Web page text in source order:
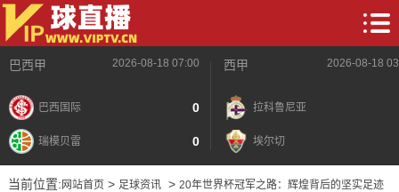
巴西甲 2026-08-18 07:00
巴西国际 0
瑞模贝雷 0
西甲 2026-08-18
拉科鲁尼亚
埃尔切
当前位置: 网站首页> 足球资讯> 20年世界杯冠军之路：辉煌背后的坚实足迹